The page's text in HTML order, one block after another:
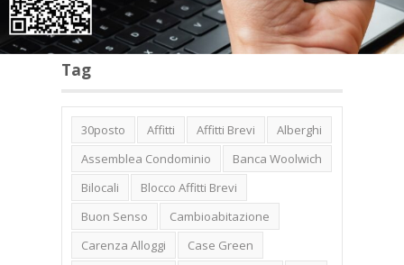
Tag
30posto Affitti Affitti Brevi
Alberghi
Assemblea Condominio
Banca Woolwich
Bilocali
Blocco Affitti Brevi
Buon Senso
Cambioabitazione
Carenza Alloggi
Case Green